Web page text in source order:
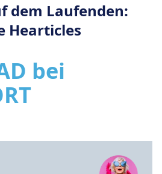
dem Laufenden:
Hearticles
bei